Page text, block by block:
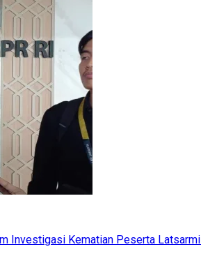
Investigasi Kematian Peserta Latsarmil